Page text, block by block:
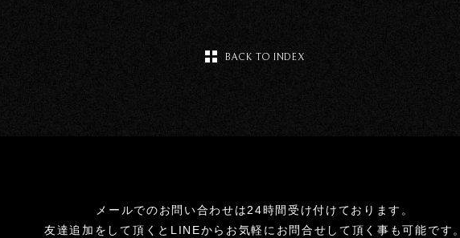
BACK TO INDEX
メールでのお問い合わせは24時間受け付けております。
友達追加をして頂くとLINEからお気軽にお問合せして頂く事も可能です。